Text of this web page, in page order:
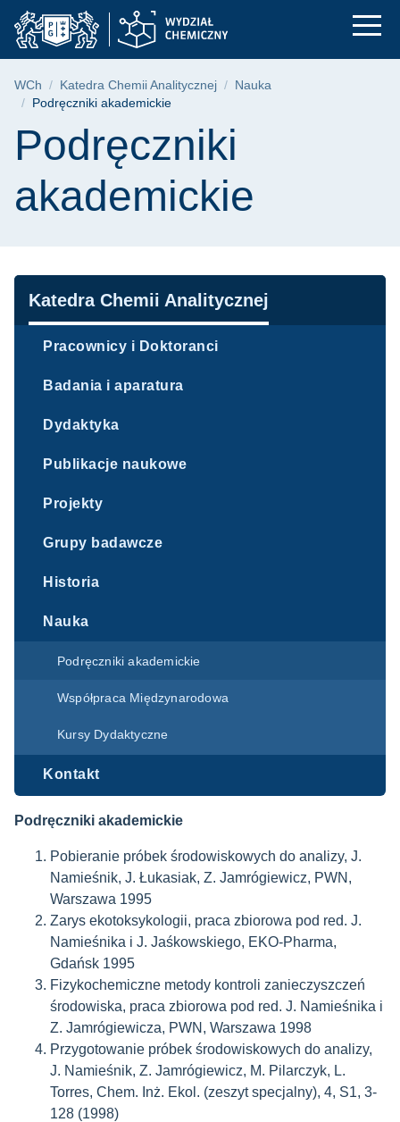
Przejdź
do
menu
Przejdź
do
wyszukiwarki
Przejdź
do
treści
Podręczniki
Ścieżka nawigacyjna
WCh Katedra Chemii Analitycznej
Nauka
Podręczniki akademickie
Treść strony
Podręczniki
akademickie
Nawigacja
Katedra Chemii Analitycznej
Pracownicy i Doktoranci
Badania i aparatura
Dydaktyka
Publikacje naukowe
Projekty
Grupy badawcze
Historia
Nauka
Podręczniki akademickie
Współpraca Międzynarodowa
Kursy Dydaktyczne
Kontakt
Podręczniki akademickie
Pobieranie próbek środowiskowych do analizy, J.
Namieśnik, J. Łukasiak, Z. Jamrógiewicz, PWN,
Warszawa 1995
Zarys ekotoksykologii, praca zbiorowa pod red. J.
Namieśnika i J. Jaśkowskiego, EKO-Pharma,
Gdańsk 1995
Fizykochemiczne metody kontroli zanieczyszczeń
środowiska, praca zbiorowa pod red. J. Namieśnika i
Z. Jamrógiewicza, PWN, Warszawa 1998
Przygotowanie próbek środowiskowych do analizy,
J. Namieśnik, Z. Jamrógiewicz, M. Pilarczyk, L.
Torres, Chem. Inż. Ekol. (zeszyt specjalny), 4, S1, 3-
128 (1998)